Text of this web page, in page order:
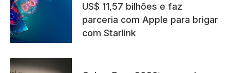
US$ 11,57 bilhões e faz
parceria com Apple para brigar
com Starlink